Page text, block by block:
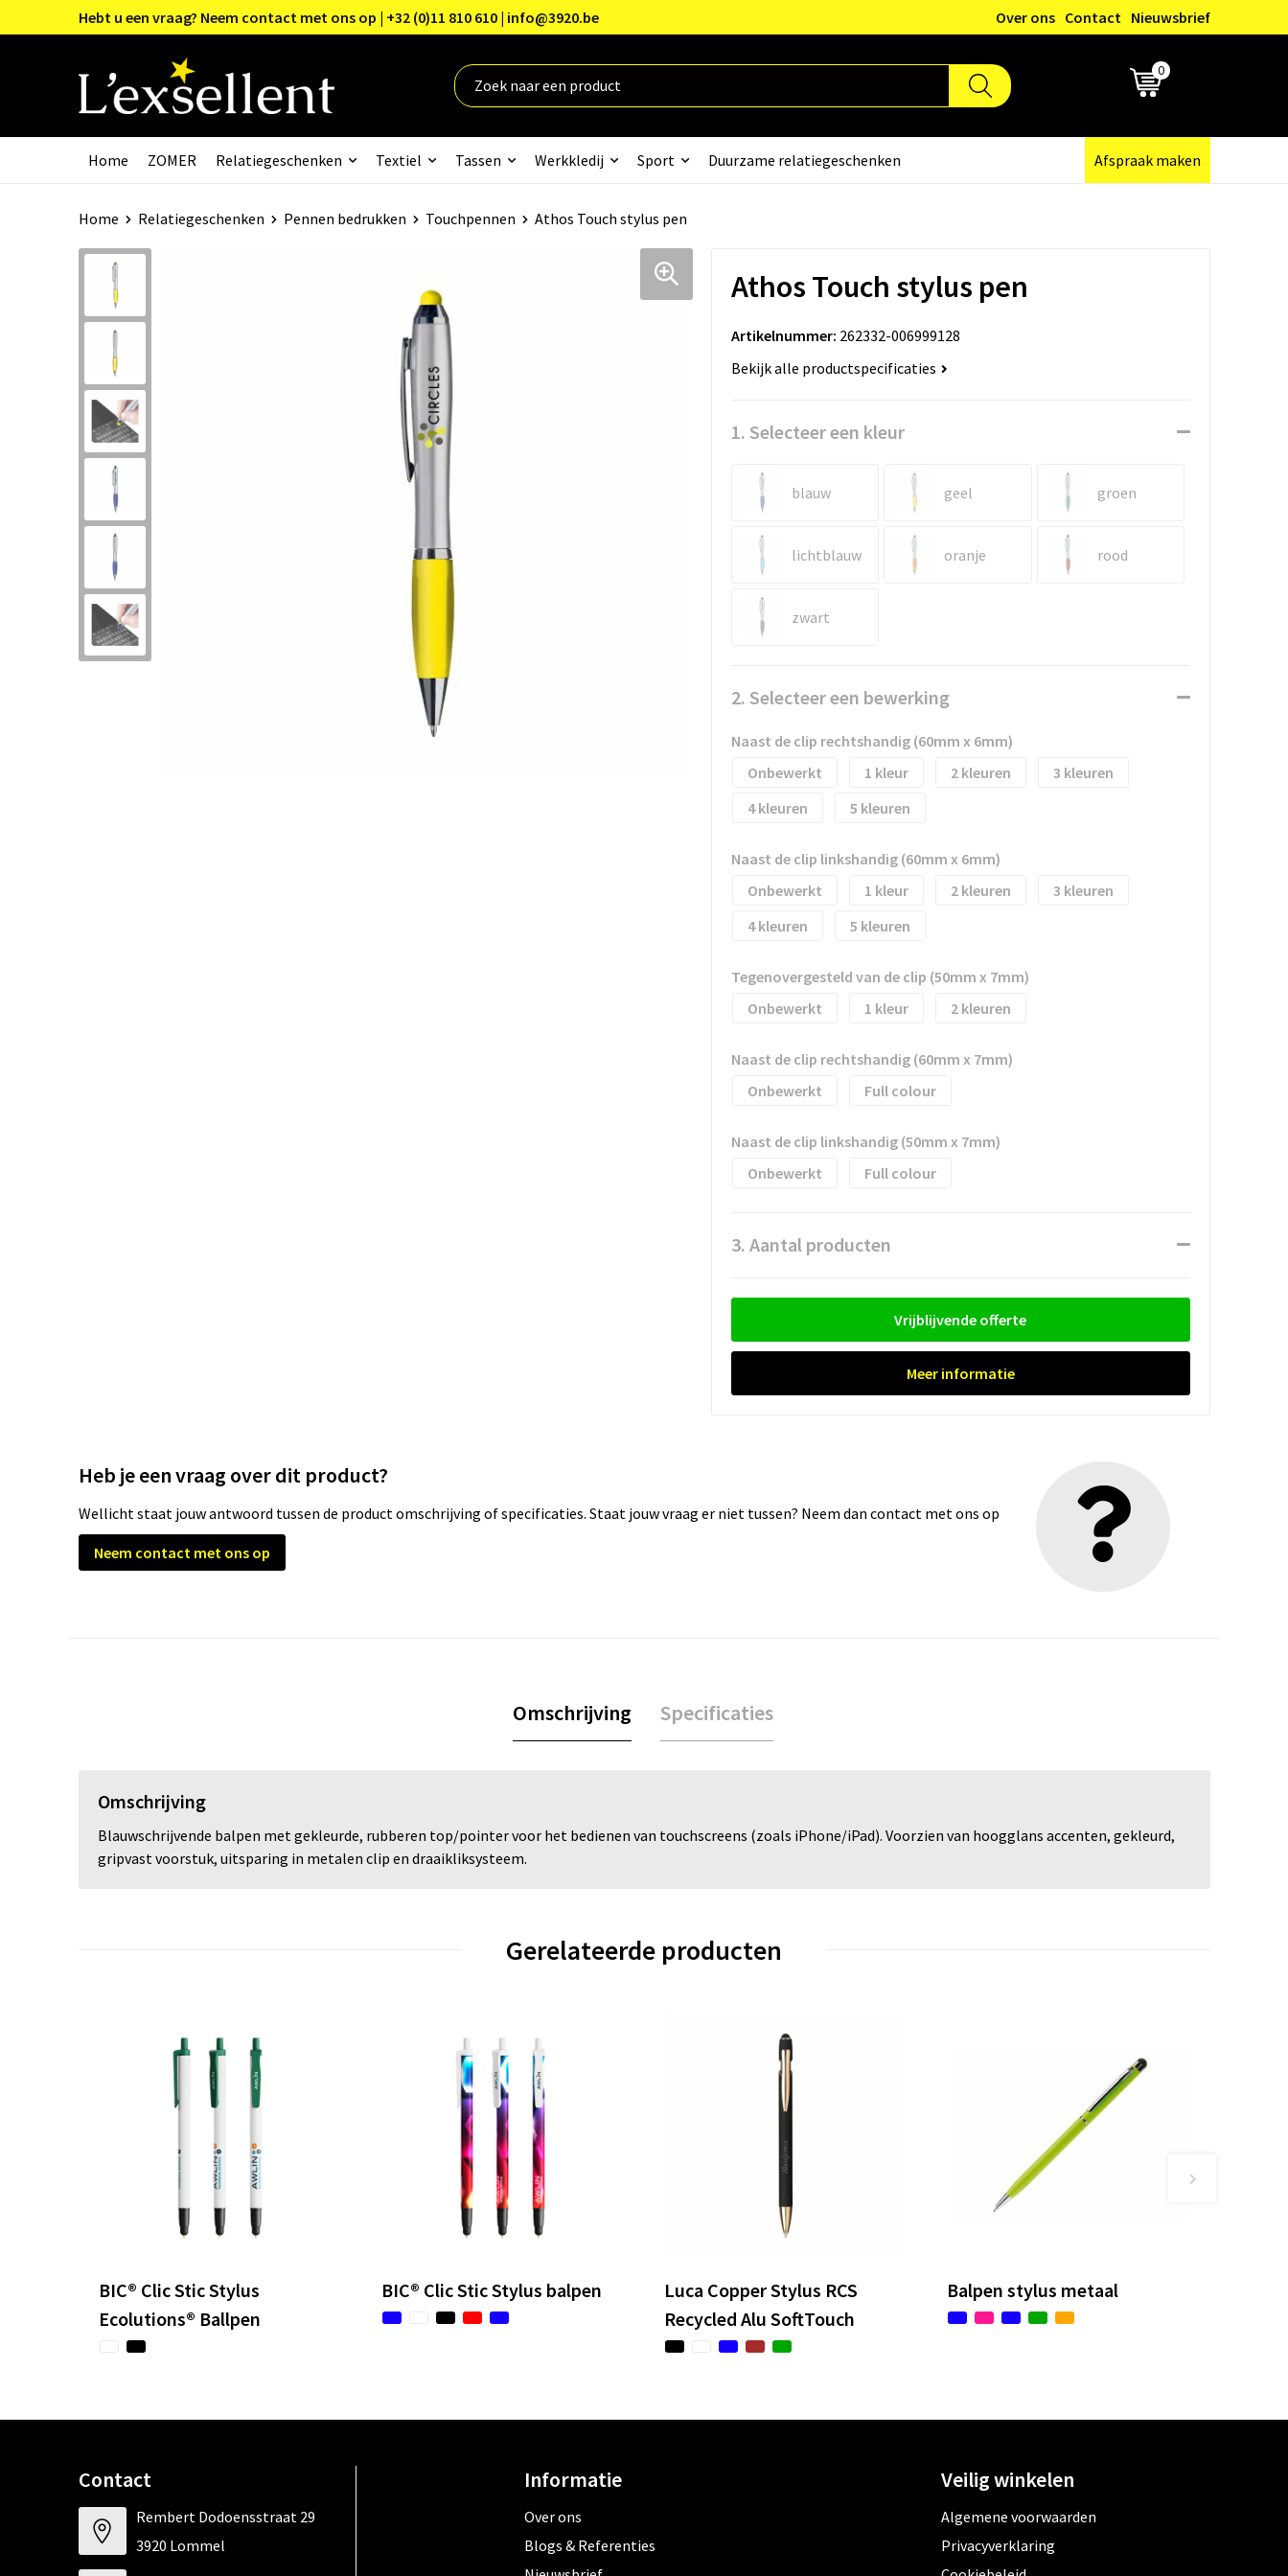
Hebt u een vraag? Neem contact met ons op | +32 (0)11 810 610 | info@3920.be Over ons Contact Nieuwsbrief
0
Home ZOMER Relatiegeschenken Textiel Tassen Werkkledij Sport Duurzame relatiegeschenken Afspraak maken
Home Relatiegeschenken Pennen bedrukken Touchpennen Athos Touch stylus pen
Athos Touch stylus pen
Artikelnummer: 262332-006999128
Bekijk alle productspecificaties
1. Selecteer een kleur
blauw geel groen
lichtblauw oranje rood
zwart
2. Selecteer een bewerking
Naast de clip rechtshandig (60mm x 6mm)
Onbewerkt
1 2
3
4
5
Naast de clip linkshandig (60mm x 6mm)
Onbewerkt
1 2
3
4
5
Tegenovergesteld van de clip (50mm x 7mm)
Onbewerkt
1 2
Naast de clip rechtshandig (60mm x 7mm)
Onbewerkt
Full colour
Naast de clip linkshandig (50mm x 7mm)
Onbewerkt
Full colour
3. Aantal producten
Vrijblijvende offerte
Meer informatie
Heb je een vraag over dit product?
Wellicht staat jouw antwoord tussen de product omschrijving of specificaties. Staat jouw vraag er niet tussen? Neem dan contact met ons op
Neem contact met ons op
Omschrijving Specificaties
Omschrijving
Blauwschrijvende balpen met gekleurde, rubberen top/pointer voor het bedienen van touchscreens (zoals iPhone/iPad). Voorzien van hoogglans accenten, gekleurd,
gripvast voorstuk, uitsparing in metalen clip en draaikliksysteem.
Gerelateerde producten
BIC® Clic Stic Stylus
Ecolutions® Ballpen
BIC® Clic Stic Stylus balpen
Luca Copper Stylus RCS
Recycled Alu SoftTouch
Balpen stylus metaal
Contact
Rembert Dodoensstraat 29
3920 Lommel
Informatie
Over ons
Blogs & Referenties
Veilig winkelen
Algemene voorwaarden
Privacyverklaring